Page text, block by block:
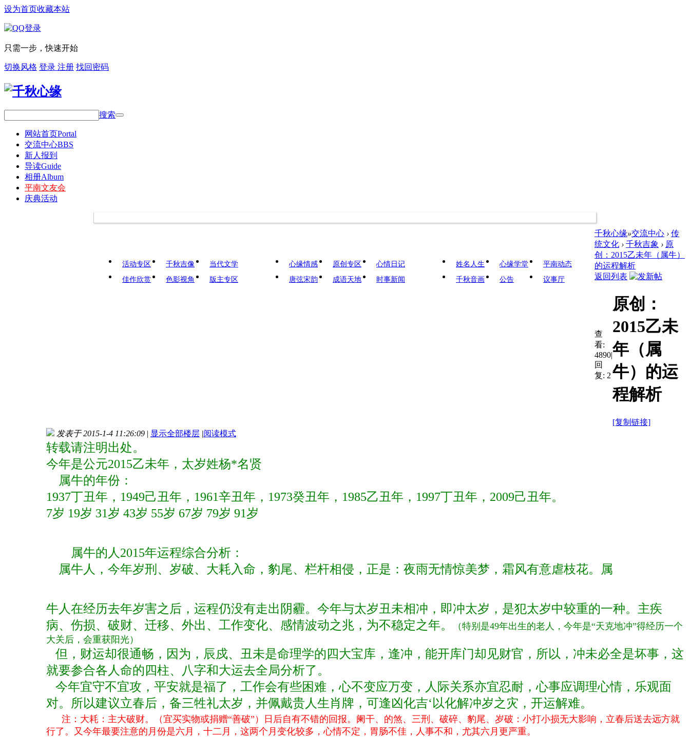
设为首页收藏本站
只需一步，快速开始
切换风格 登录 注册 找回密码
搜索
网站首页Portal
交流中心BBS
新人报到
导读Guide
相册Album
平南文友会
庆典活动
活动专区 千秋吉像
当代文学
佳作欣赏
色影视角 版主专区
心缘情感 原创专区
心情日记
唐弦宋韵
成语天地 时事新闻
姓名人生 心缘学堂
平南动态
千秋音画
公告 议事厅
千秋心缘»交流中心 › 传
统文化 › 千秋吉象 › 原
创：2015乙未年（属牛）
的运程解析
返回列表
查
看:
4890|
回
复: 2
原创：
2015乙未
年（属
牛）的运
程解析
[复制链接]
发表于 2015-1-4 11:26:09 | 显示全部楼层 |阅读模式
转载请注明出处。
今年是公元2015乙未年，太岁姓杨*名贤
属牛的年份：
1937丁丑年，1949己丑年，1961辛丑年，1973癸丑年，1985乙丑年，1997丁丑年，2009己丑年。
7岁 19岁 31岁 43岁 55岁 67岁 79岁 91岁
属牛的人2015年运程综合分析：
属牛人，今年岁刑、岁破、大耗入命，豹尾、栏杆相侵，正是：夜雨无情惊美梦，霜风有意虐枝花。属
牛人在经历去年岁害之后，运程仍没有走出阴霾。今年与太岁丑未相冲，即冲太岁，是犯太岁中较重的一种。主疾
病、伤损、破财、迁移、外出、工作变化、感情波动之兆，为不稳定之年。
（特别是49年出生的老人 ，今年是“天克地冲”得经历一个
大关后，会重获阳光）
但，财运却很通畅，因为，辰戍、丑未是命理学的四大宝库，逢冲，能开库门却见财官，所以，冲未必全是坏事，这
就要参合各人命的四柱、八字和大运去全局分析了。
今年宜守不宜攻，平安就是福了，工作会有些困难，心不变应万变，人际关系亦宜忍耐，心事应调理心情 ，乐观面
对。所以建议立春后，备三牲礼太岁，并佩戴贵人生肖牌，可逢凶化吉‘以化解冲岁之灾，开运解难。
注：大耗：主大破财。（宜买实物或捐赠“善破”）日后自有不错的回报。 阑干、的煞、三刑、破碎、豹尾、岁破：小打小损无大影响，立春后送去远方就
行了。又今年最要注意的 月份是六月，十二月，这两个月变化较多，心情不定，胃肠不佳，人事不和，尤其六月更严重。